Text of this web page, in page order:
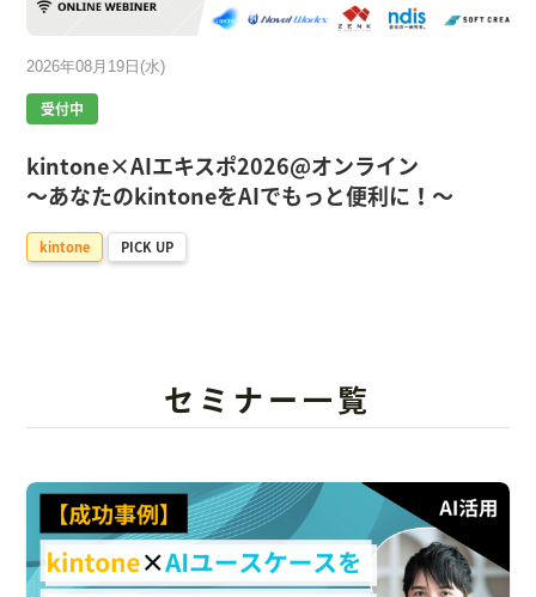
2026年08月19日(水)
受付中
kintone×AIエキスポ2026@オンライン
〜あなたのkintoneをAIでもっと便利に！〜
kintone PICK UP
セミナー一覧